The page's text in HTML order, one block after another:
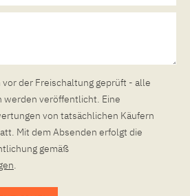
der Freischaltung geprüft - alle
werden veröffentlicht. Eine
von tatsächlichen Käufern
Mit dem Absenden erfolgt die
gemäß
.